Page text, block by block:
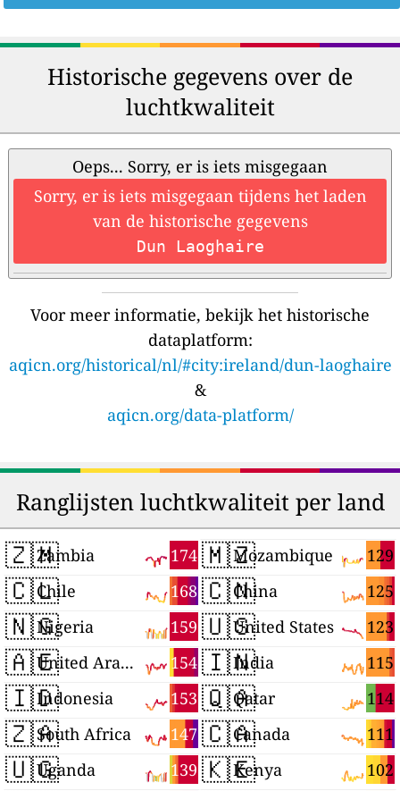
Historische gegevens over de
luchtkwaliteit
Oeps... Sorry, er is iets misgegaan
Sorry, er is iets misgegaan tijdens het laden
van de historische gegevens
Dun Laoghaire
Voor meer informatie, bekijk het historische
dataplatform:
aqicn.org/historical/nl/#city:ireland/dun-laoghaire
&
aqicn.org/data-platform/
Ranglijsten luchtkwaliteit per land
🇿🇲 174
Zambia
🇨🇱 168
Chile
🇳🇬 159
Nigeria
🇦🇪 154
United Arab Emirates
🇮🇩 153
Indonesia
🇿🇦 147
South Africa
🇺🇬 139
Uganda
🇲🇿 129
Mozambique
🇨🇳 125
China
🇺🇸 123
United States
🇮🇳 115
India
🇶🇦 114
Qatar
🇨🇦 111
Canada
🇰🇪 102
Kenya